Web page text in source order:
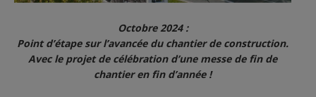
Octobre 2024 :
Point d’étape sur l’avancée du chantier de construction.
Avec le projet de célébration d’une messe de fin de
chantier en fin d’année !